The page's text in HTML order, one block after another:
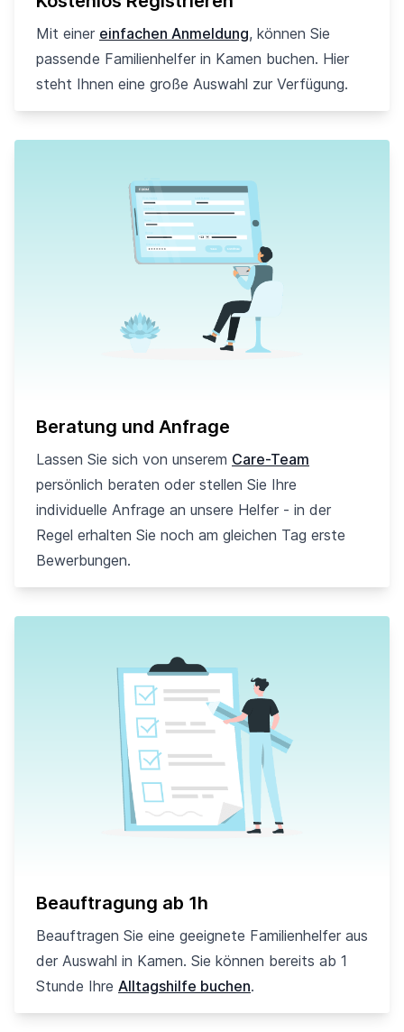
Mit einer einfachen Anmeldung, können Sie
passende Familienhelfer in Kamen buchen. Hier
steht Ihnen eine große Auswahl zur Verfügung.
Beratung und Anfrage
Lassen Sie sich von unserem Care-Team
persönlich beraten oder stellen Sie Ihre
individuelle Anfrage an unsere Helfer - in der
Regel erhalten Sie noch am gleichen Tag erste
Bewerbungen.
Beauftragung ab 1h
Beauftragen Sie eine geeignete Familienhelfer aus
der Auswahl in Kamen. Sie können bereits ab 1
Stunde Ihre Alltagshilfe buchen.